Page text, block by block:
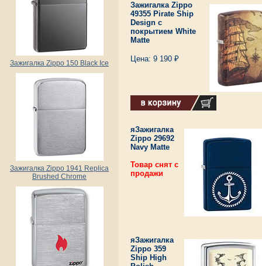
Зажигалка Zippo 150 Black Ice
Зажигалка Zippo 1941 Replica
Brushed Chrome
Зажигалка Zippo
49355 Pirate Ship
Design с
покрытием White
Matte
Цена: 9 190 ₽
яЗажигалка
Zippo 29692
Navy Matte
Товар снят с
продажи
яЗажигалка
Zippo 359
Ship High